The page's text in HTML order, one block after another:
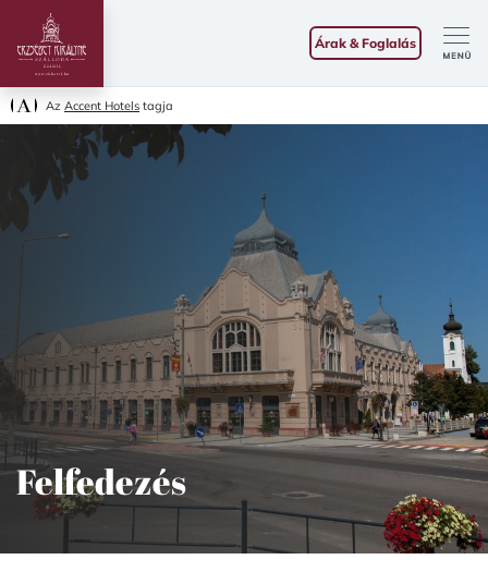
Az Accent Hotels tagja
Árak & Foglalás
Felfedezés